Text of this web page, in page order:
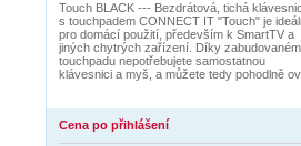
Touch BLACK --- Bezdrátová, tichá
s touchpadem CONNECT IT "Touch" je
pro domácí použití, především k SmartTV a
jiných chytrých zařízení. Díky
touchpadu nepotřebujete samostatnou
klávesnici a myš, a můžete tedy pohodlně ov
Cena po přihlášení